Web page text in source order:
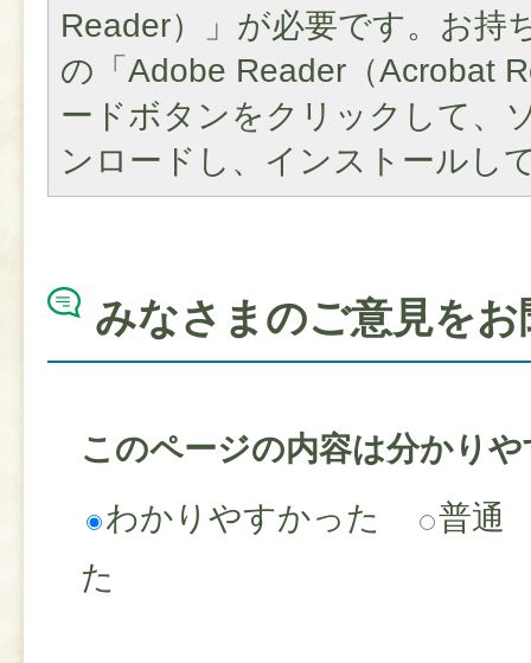
Reader）」が必要です。お持
の「Adobe Reader（Acrobat
ードボタンをクリックして、
ンロードし、インストールし
みなさまのご意見を
このページの内容は分かり
わかりやすかった
普通
た